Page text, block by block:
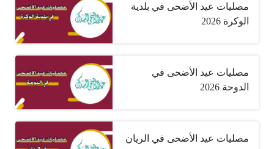
مصليات عيد الأضحى في بلدية
الوكرة 2026
مصليات عيد الأضحى في
الدوحة 2026
مصليات عيد الأضحى في الريان